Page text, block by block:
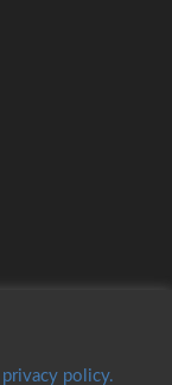
privacy policy.